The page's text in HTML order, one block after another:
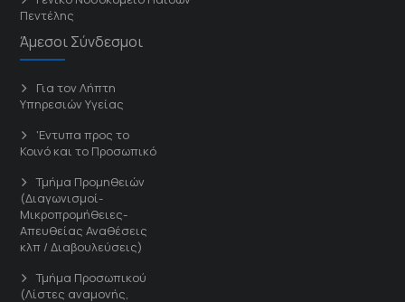
Πεντέλης
Άμεσοι Σύνδεσμοι
Για τον Λήπτη
Υπηρεσιών Υγείας
'Εντυπα προς το
Κοινό και το Προσωπικό
Τμήμα Προμηθειών
(Διαγωνισμοί-
Μικροπρομήθειες-
Απευθείας Αναθέσεις
κλπ / Διαβουλεύσεις)
Τμήμα Προσωπικού
(Λίστες αναμονής,